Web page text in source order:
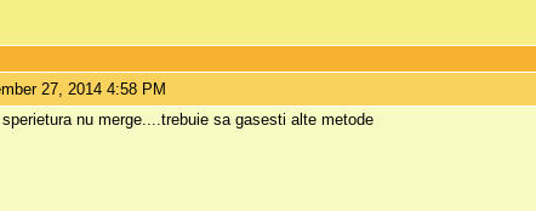
27, 2014 4:58 PM
nu merge....trebuie sa gasesti alte metode